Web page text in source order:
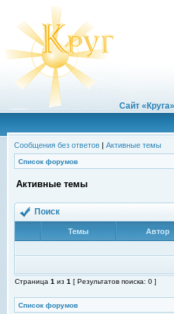
Сайт «Круга»
Сообщения без ответов | Активные темы
Список форумов
Активные темы
Поиск
Темы Автор
Страница 1 из 1 [ Результатов поиска: 0 ]
Список форумов